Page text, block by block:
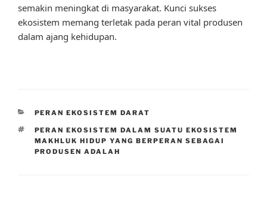
semakin meningkat di masyarakat. Kunci sukses
ekosistem memang terletak pada peran vital produsen
dalam ajang kehidupan.
CATEGORIES
PERAN EKOSISTEM DARAT
TAGS
PERAN EKOSISTEM DALAM SUATU EKOSISTEM
MAKHLUK HIDUP YANG BERPERAN SEBAGAI
PRODUSEN ADALAH